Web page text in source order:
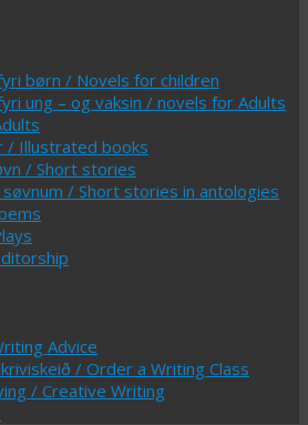
børn / Novels for children
ung – og vaksin / novels for Adults
/ Illustrated books
/ Short stories
/ Short stories in antologies
Advice
/ Order a Writing Class
/ Creative Writing